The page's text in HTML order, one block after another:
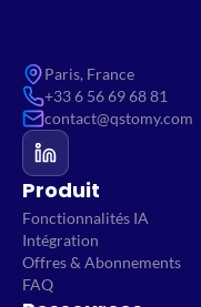
Paris, France
+33 6 56 69 68 81
contact@qstomy.com
Produit
Fonctionnalités IA
Intégration
Offres & Abonnements
FAQ